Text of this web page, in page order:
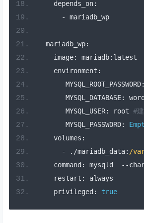
    depends_on
:
- mariadb_wp
  mariadb_wp
:
    image
: mariadb: latest
    environment
:
       MYSQL_ROOT_PASSWORD
:
       MYSQL_DATABASE
:
       MYSQL_USER
: root #
       MYSQL_PASSWORD
:
    volumes
:
-
./mariadb_data: /
    command
: mysqld --
    restart
:
always
    privileged
: true